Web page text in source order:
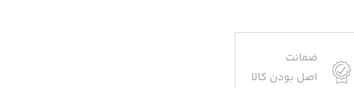
ضمانت
اصل بودن کالا